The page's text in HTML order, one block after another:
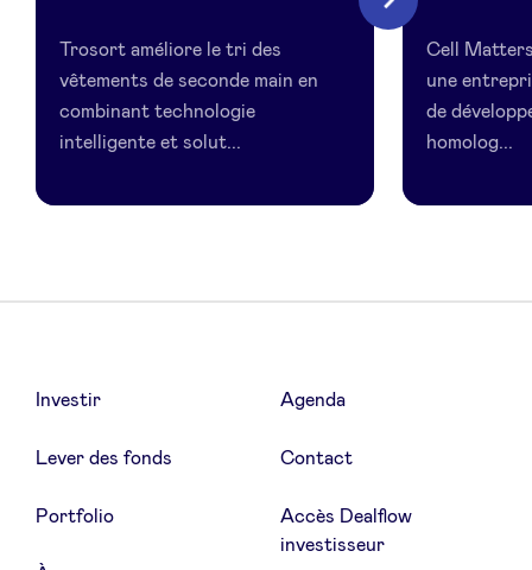
Trosort améliore le tri des
vêtements de seconde main en
combinant technologie
intelligente et solut...
Cell
une
de
homolog...
Suivant
Investir
Lever des fonds
Portfolio
Agenda
Contact
Accès Dealflow
investisseur